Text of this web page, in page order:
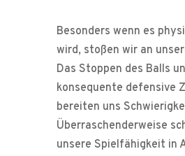
Besonders wenn es
wird, stoßen wir an
Das Stoppen des Balls
konsequente defensive
bereiten uns
Überraschenderweise
unsere Spielfähigkeit in